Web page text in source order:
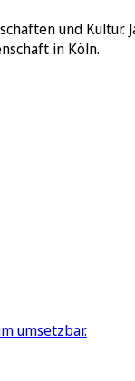
und Kultur.
in Köln.
umsetzbar.